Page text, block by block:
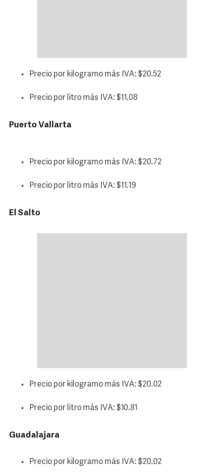
Precio por kilogramo más IVA: $20.52
Precio por litro más IVA: $11.08
Puerto Vallarta
Precio por kilogramo más IVA: $20.72
Precio por litro más IVA: $11.19
El Salto
Precio por kilogramo más IVA: $20.02
Precio por litro más IVA: $10.81
Guadalajara
Precio por kilogramo más IVA: $20.02